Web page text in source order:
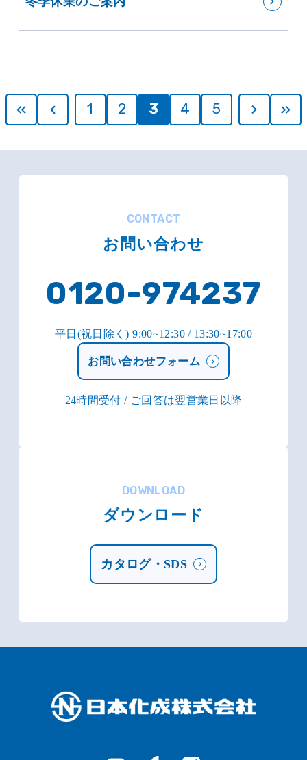
1 2 3 4 5
CONTACT
お問い合わせ
0120-974237
平日(祝日除く) 9:00~12:30 / 13:30~17:00
お問い合わせフォーム
24時間受付 / ご回答は翌営業日以降
DOWNLOAD
ダウンロード
カタログ・SDS